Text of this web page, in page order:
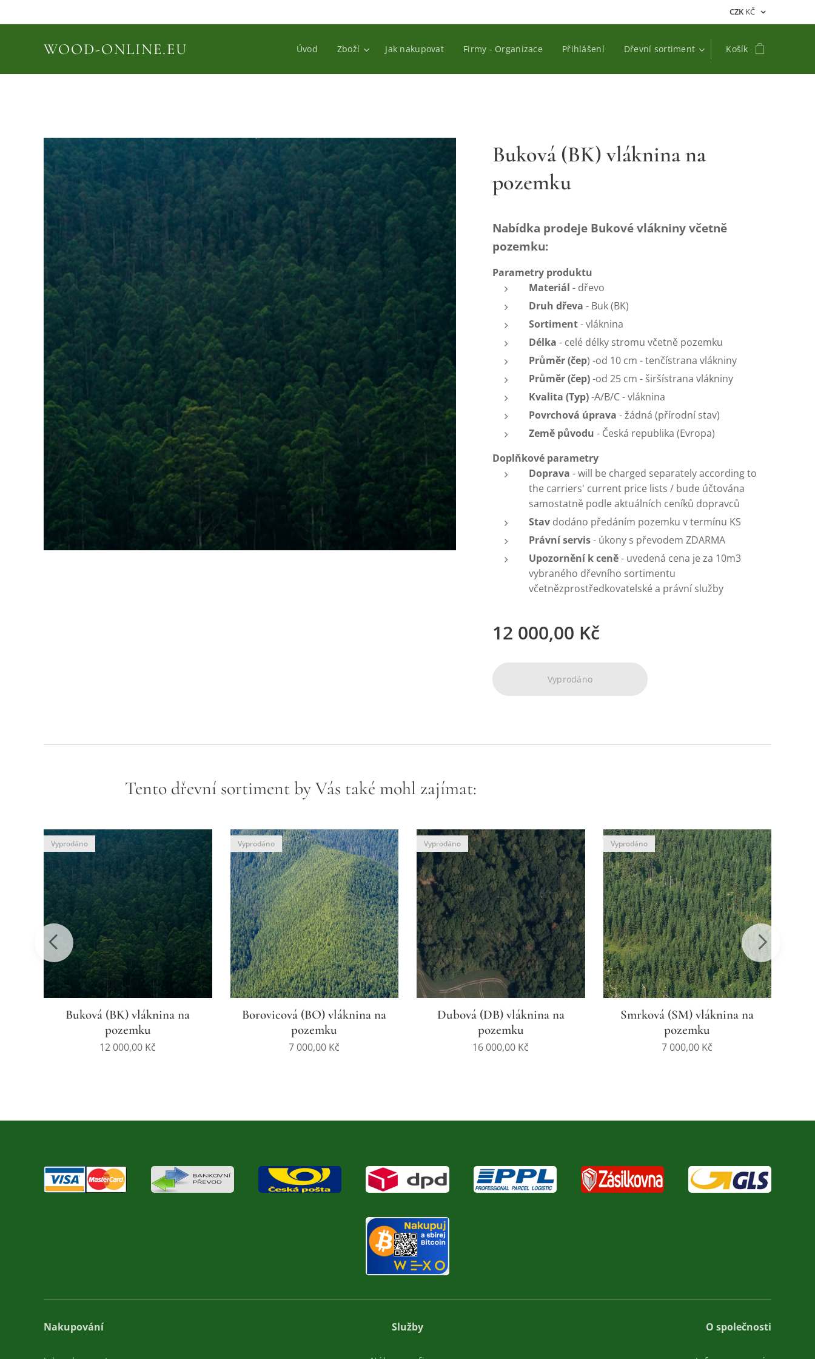
CZK KČ
WOOD-ONLINE.EU Úvod Zboží Jak nakupovat Firmy - Organizace Přihlášení Dřevní sortiment Košík
Buková (BK) vláknina na
pozemku
Nabídka prodeje Bukové vlákniny včetně
pozemku:
Parametry produktu
Materiál - dřevo
Druh dřeva - Buk (BK)
Sortiment- vláknina
Délka - celé délky stromu včetně pozemku
Průměr (čep) -od 10 cm - tenčístrana vlákniny
Průměr (čep)-od 25 cm - širšístrana vlákniny
Kvalita (Typ)-A/B/C - vláknina
Povrchová úprava - žádná (přírodní stav)
Země původu - Česká republika (Evropa)
Doplňkové parametry
Doprava - will be charged separately according to
the carriers' current price lists / bude účtována
samostatně podle aktuálních ceníků dopravců
Stav dodáno předáním pozemku v termínu KS
Právní servis- úkony s převodem ZDARMA
Upozornění k ceně- uvedená cena je za 10m3
vybraného dřevního sortimentu
včetnězprostředkovatelské a právní služby
12 000,00 Kč
Vyprodáno
Tento dřevní sortiment by Vás také mohl zajímat:
Buková (BK) vláknina na
pozemku
Vyprodáno
12 000,00 Kč
Borovicová (BO) vláknina na
pozemku
Vyprodáno
7 000,00 Kč
Dubová (DB) vláknina na
pozemku
Vyprodáno
16 000,00 Kč
Smrková (SM) vláknina na
pozemku
Vyprodáno
7 000,00 Kč
Nakupování Služby O společnosti